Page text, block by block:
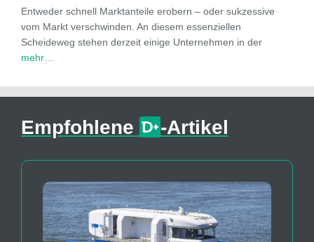
Entweder schnell Marktanteile erobern – oder sukzessive
vom Markt verschwinden. An diesem essenziellen
Scheideweg stehen derzeit einige Unternehmen in der
mehr…
Empfohlene -Artikel